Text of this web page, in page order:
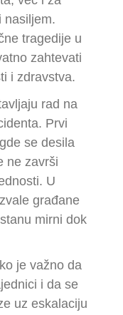
nasiljem.
tragedije u
zahtevati
i zdravstva.
rad na
Prvi
se desila
ne završi
U
građane
mirni dok
je važno da
i da se
uz eskalaciju